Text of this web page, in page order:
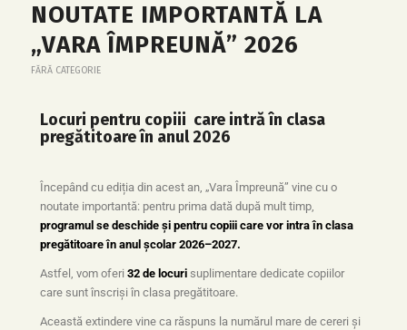
NOUTATE IMPORTANTĂ LA
„VARA ÎMPREUNĂ” 2026
FĂRĂ CATEGORIE
Locuri pentru copiii care intră în clasa
pregătitoare în anul 2026
Începând cu ediția din acest an, „Vara Împreună” vine cu o
noutate importantă: pentru prima dată după mult timp,
programul se deschide și pentru copiii care vor intra în clasa
pregătitoare în anul școlar 2026–2027.
Astfel, vom oferi 32 de locurisuplimentare dedicate copiilor
care sunt înscriși în clasa pregătitoare.
Această extindere vine ca răspuns la numărul mare de cereri și